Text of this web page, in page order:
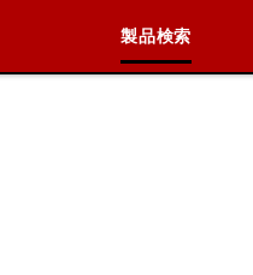
製品検索